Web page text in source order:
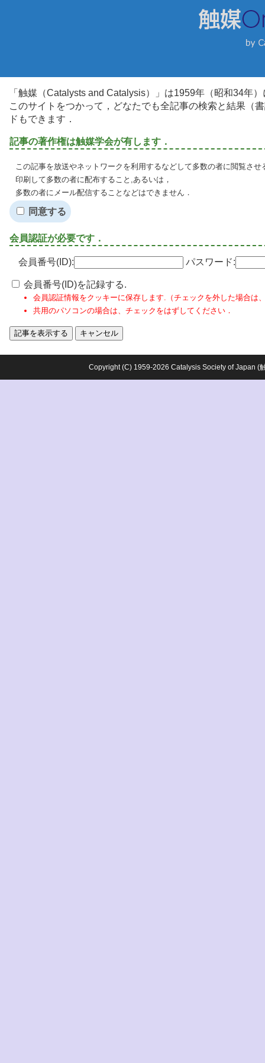
「触媒（Catalysts and Catalysis）」は1959年（昭和34年
このサイトをつかって，どなたでも全記事の検索と結果（
ドもできます．
記事の著作権は触媒学会が有します．
この記事を放送やネットワークを利用するなどして多数の者に閲覧させ
印刷して多数の者に配布すること,あるいは，
多数の者にメール配信することなどはできません．
同意する
会員認証が必要です．
会員番号(ID): パスワード:
会員番号(ID)を記録する.
会員認証情報をクッキーに保存します.（チェックを外した場合は
共用のパソコンの場合は、チェックをはずしてください．
Copyright (C) 1959-2026 Catalysis Society of Japan (